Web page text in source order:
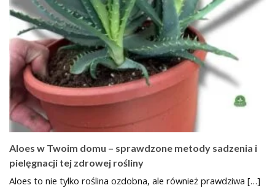
Aloes w Twoim domu – sprawdzone metody sadzenia i
pielęgnacji tej zdrowej rośliny
Aloes to nie tylko roślina ozdobna, ale również prawdziwa […]